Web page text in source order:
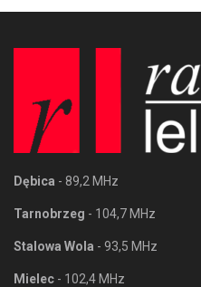
Dębica - 89,2 MHz
Tarnobrzeg - 104,7 MHz
Stalowa Wola - 93,5 MHz
Mielec - 102,4 MHz